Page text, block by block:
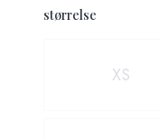
størrelse
XS